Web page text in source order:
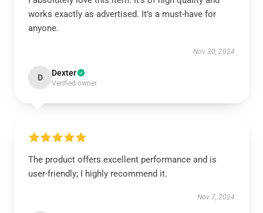
works exactly as advertised. It’s a must-have for
anyone.
Nov 30, 2024
D Dexter
Verified owner
The product offers excellent performance and is
user-friendly; I highly recommend it.
Nov 7, 2024